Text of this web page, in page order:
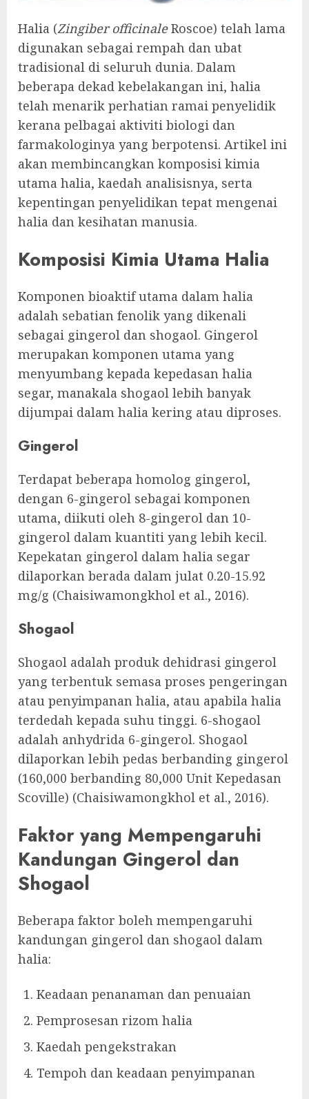
Halia (Zingiber officinaleRoscoe) telah lama
digunakan sebagai rempah dan ubat
tradisional di seluruh dunia. Dalam
beberapa dekad kebelakangan ini, halia
telah menarik perhatian ramai penyelidik
kerana pelbagai aktiviti biologi dan
farmakologinya yang berpotensi. Artikel ini
akan membincangkan komposisi kimia
utama halia, kaedah analisisnya, serta
kepentingan penyelidikan tepat mengenai
halia dan kesihatan manusia.
Komposisi Kimia Utama Halia
Komponen bioaktif utama dalam halia
adalah sebatian fenolik yang dikenali
sebagai gingerol dan shogaol. Gingerol
merupakan komponen utama yang
menyumbang kepada kepedasan halia
segar, manakala shogaol lebih banyak
dijumpai dalam halia kering atau diproses.
Gingerol
Terdapat beberapa homolog gingerol,
dengan 6-gingerol sebagai komponen
utama, diikuti oleh 8-gingerol dan 10-
gingerol dalam kuantiti yang lebih kecil.
Kepekatan gingerol dalam halia segar
dilaporkan berada dalam julat 0.20-15.92
mg/g (Chaisiwamongkhol et al., 2016).
Shogaol
Shogaol adalah produk dehidrasi gingerol
yang terbentuk semasa proses pengeringan
atau penyimpanan halia, atau apabila halia
terdedah kepada suhu tinggi. 6-shogaol
adalah anhydrida 6-gingerol. Shogaol
dilaporkan lebih pedas berbanding gingerol
(160,000 berbanding 80,000 Unit Kepedasan
Scoville) (Chaisiwamongkhol et al., 2016).
Faktor yang Mempengaruhi
Kandungan Gingerol dan
Shogaol
Beberapa faktor boleh mempengaruhi
kandungan gingerol dan shogaol dalam
halia:
Keadaan penanaman dan penuaian
Pemprosesan rizom halia
Kaedah pengekstrakan
Tempoh dan keadaan penyimpanan